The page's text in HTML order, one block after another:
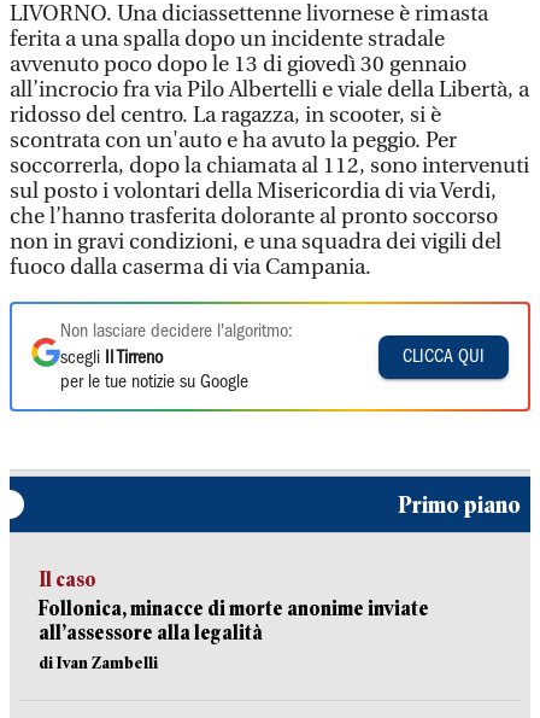
LIVORNO. Una diciassettenne livornese è rimasta
ferita a una spalla dopo un incidente stradale
avvenuto poco dopo le 13 di giovedì 30 gennaio
all’incrocio fra via Pilo Albertelli e viale della Libertà, a
ridosso del centro. La ragazza, in scooter, si è
scontrata con un'auto e ha avuto la peggio. Per
soccorrerla, dopo la chiamata al 112, sono intervenuti
sul posto i volontari della Misericordia di via Verdi,
che l’hanno trasferita dolorante al pronto soccorso
non in gravi condizioni, e una squadra dei vigili del
fuoco dalla caserma di via Campania.
Non lasciare decidere l'algoritmo:
scegli
Il Tirreno
per le tue notizie su Google
CLICCA QUI
Primo piano
Il caso
Follonica, minacce di morte anonime inviate
all’assessore alla legalità
di Ivan Zambelli